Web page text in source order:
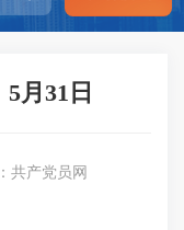
5月31日
共产党员网